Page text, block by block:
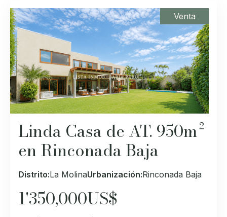
Venta
Linda Casa de AT. 950m²
en Rinconada Baja
Distrito:La MolinaUrbanización:Rinconada Baja
1'350,000US$